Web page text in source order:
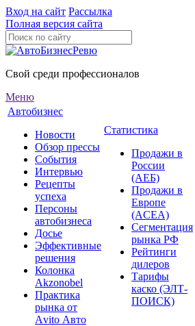
Вход на сайт Рассылка
Полная версия сайта
Свой среди профессионалов
Меню
Автобизнес
Новости
Обзор прессы
События
Интервью
Рецепты
успеха
Персоны
автобизнеса
Досье
Эффективные
решения
Колонка
Akzonobel
Практика
рынка от
Аvito Авто
Статистика
Продажи в
России
(АЕБ)
Продажи в
Европе
(ACEA)
Сегментация
рынка РФ
Рейтинги
дилеров
Тарифы
каско (ЭЛТ-
ПОИСК)